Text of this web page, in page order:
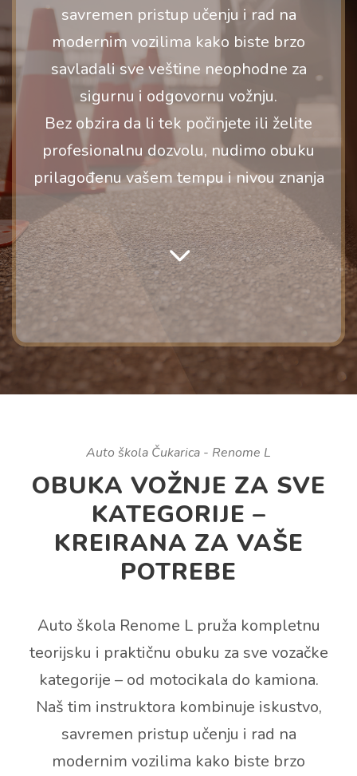
savremen pristup učenju i rad na
modernim vozilima kako biste brzo
savladali sve veštine neophodne za
sigurnu i odgovornu vožnju.
Bez obzira da li tek počinjete ili želite
profesionalnu dozvolu, nudimo obuku
prilagođenu vašem tempu i nivou znanja
Auto škola Čukarica - Renome L
OBUKA VOŽNJE ZA SVE
KATEGORIJE –
KREIRANA ZA VAŠE
POTREBE
Auto škola Renome L pruža kompletnu
teorijsku i praktičnu obuku za sve vozačke
kategorije – od motocikala do kamiona.
Naš tim instruktora kombinuje iskustvo,
savremen pristup učenju i rad na
modernim vozilima kako biste brzo